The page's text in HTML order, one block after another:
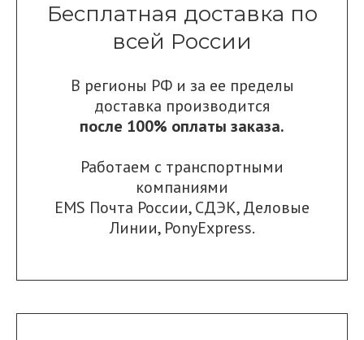
Бесплатная доставка по
всей России
В регионы РФ и за ее пределы
доставка производится
после 100% оплаты заказа.
Работаем с транспортными
компаниями
EMS Почта России,СДЭК,Деловые
Линии, PonyExpress.